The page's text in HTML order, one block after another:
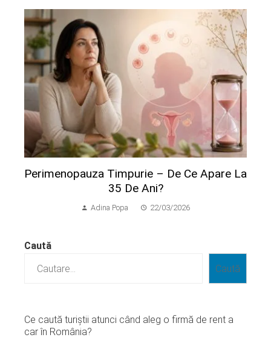
Perimenopauza Timpurie – De Ce Apare La
35 De Ani?
Adina Popa 22/03/2026
Caută
Caută
Ce caută turiștii atunci când aleg o firmă de rent a
car în România?